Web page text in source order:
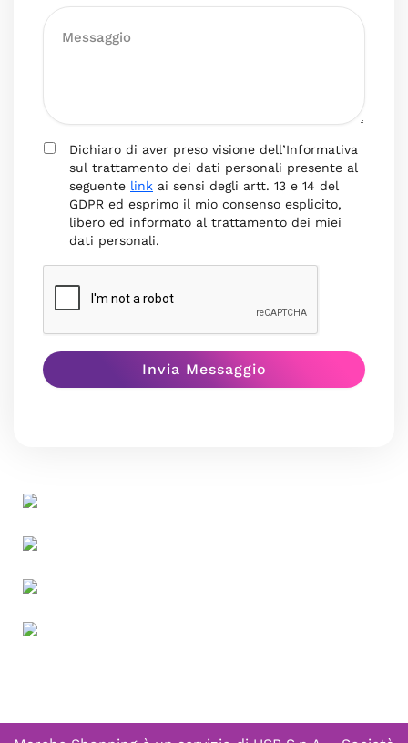
Dichiaro di aver preso visione dell’Informativa
sul trattamento dei dati personali presente al
seguente link ai sensi degli artt. 13 e 14 del
GDPR ed esprimo il mio consenso esplicito,
libero ed informato al trattamento dei miei
dati personali.